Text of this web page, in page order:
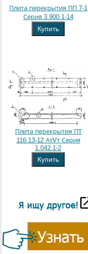
Плита перекрытия ПП 7-1
Серия 3.900.1-14
Купить
Плита перекрытия ПТ
116.13-12 АтVт Серия
1.042.1-2
Купить